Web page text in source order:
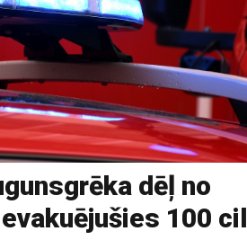
dēļ no
100